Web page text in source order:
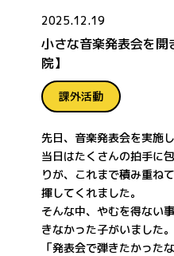
2025.12.19
小さな音楽発表会を開
院】
課外活動
先日、音楽発表会を実施し
当日はたくさんの拍手に
りが、これまで積み重ね
揮してくれました。
そんな中、やむを得ない
きなかった子がいました。
「発表会で弾きたかった